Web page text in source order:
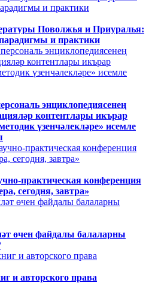
Поволжья и Приуралья:
парадигмы и практики
энциклопедиясенең
контентлары икърар
үзенчәлекләре» исемле
практическая конференция
сегодня, завтра»
өчен файдалы балаларны
и авторского права